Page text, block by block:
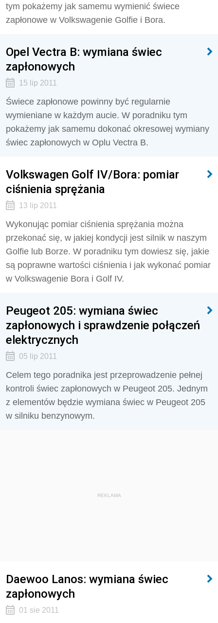
tym pokażemy jak samemu wymienić świece
zapłonowe w Volkswagenie Golfie i Bora.
Opel Vectra B: wymiana świec
zapłonowych
15 lip 2011
Świece zapłonowe powinny być regularnie
wymieniane w każdym aucie. W poradniku tym
pokażemy jak samemu dokonać okresowej wymiany
świec zapłonowych w Oplu Vectra B.
Volkswagen Golf IV/Bora: pomiar
ciśnienia sprężania
13 lip 2011
Wykonując pomiar ciśnienia sprężania można
przekonać się, w jakiej kondycji jest silnik w naszym
Golfie lub Borze. W poradniku tym dowiesz się, jakie
są poprawne wartości ciśnienia i jak wykonać pomiar
w Volkswagenie Bora i Golf IV.
Peugeot 205: wymiana świec
zapłonowych i sprawdzenie połączeń
elektrycznych
05 lip 2011
Celem tego poradnika jest przeprowadzenie pełnej
kontroli świec zapłonowych w Peugeot 205. Jednym
z elementów będzie wymiana świec w Peugeot 205
w silniku benzynowym.
REKLAMA
Daewoo Lanos: wymiana świec
zapłonowych
01 sie 2011